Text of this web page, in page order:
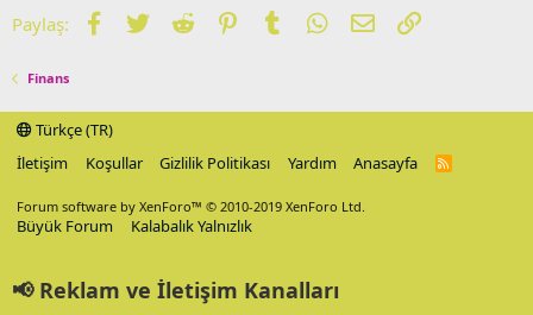
Paylaş: Facebook
TwitterReddit PinterestTumblrWhatsApp
E-postaLink
Finans
Türkçe (TR)
İletişim
Koşullar Gizlilik Politikası Yardım Anasayfa
R
Forum software by XenForo™ © 2010-2019 XenForo Ltd.
Büyük Forum Kalabalık Yalnızlık
📢 Reklam ve İletişim Kanalları